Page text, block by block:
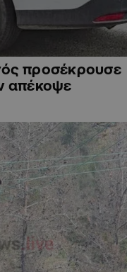
προσέκρουσε
απέκοψε